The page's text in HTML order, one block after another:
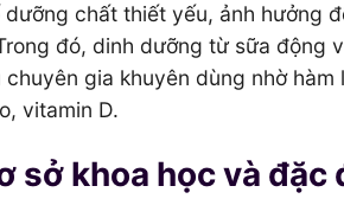
chất thiết yếu, ảnh hưởng
đó, dinh dưỡng từ sữa động
gia khuyên dùng nhờ hàm
vitamin D.
sở khoa học và đặc